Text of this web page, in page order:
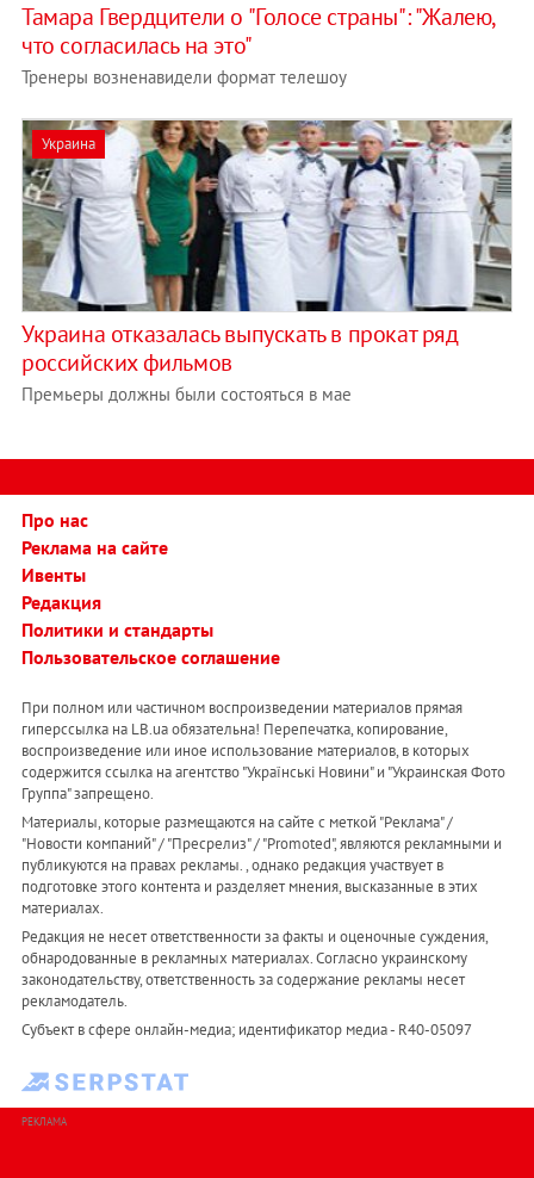
Тамара Гвердцители о "Голосе страны": "Жалею,
что согласилась на это"
Тренеры возненавидели формат телешоу
Украина
Украина отказалась выпускать в прокат ряд
российских фильмов
Премьеры должны были состояться в мае
Про нас
Реклама на сайте
Ивенты
Редакция
Политики и стандарты
Пользовательское соглашение
При полном или частичном воспроизведении материалов прямая
гиперссылка на LB.ua обязательна! Перепечатка, копирование,
воспроизведение или иное использование материалов, в которых
содержится ссылка на агентство "Українськi Новини" и "Украинская Фото
Группа" запрещено.
Материалы, которые размещаются на сайте с меткой "Реклама" /
"Новости компаний" / "Пресрелиз" / "Promoted", являются рекламными и
публикуются на правах рекламы. , однако редакция участвует в
подготовке этого контента и разделяет мнения, высказанные в этих
материалах.
Редакция не несет ответственности за факты и оценочные суждения,
обнародованные в рекламных материалах. Согласно украинскому
законодательству, ответственность за содержание рекламы несет
рекламодатель.
Субъект в сфере онлайн-медиа; идентификатор медиа - R40-05097
РЕКЛАМА